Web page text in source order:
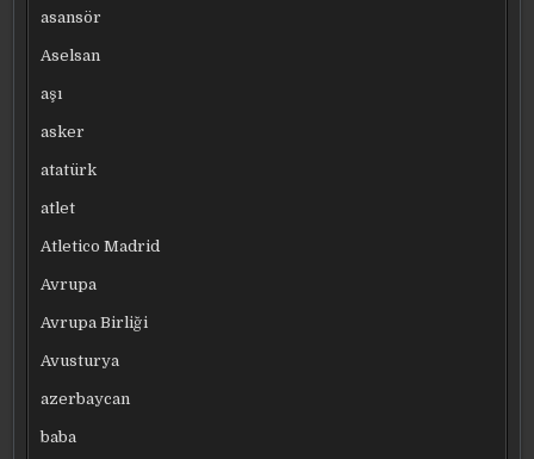
asansör
Aselsan
aşı
asker
atatürk
atlet
Atletico Madrid
Avrupa
Avrupa Birliği
Avusturya
azerbaycan
baba